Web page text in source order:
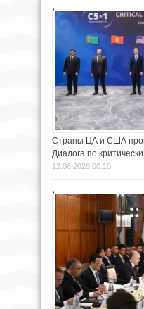
Страны ЦА и США
Диалога по
12.06.2026 00:10